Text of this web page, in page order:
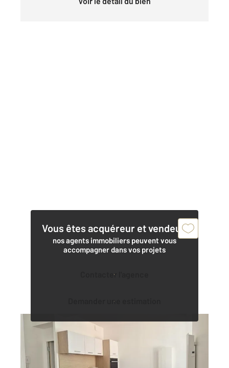
Vous êtes acquéreur et vendeur,
nos agents immobiliers peuvent vous
accompagner dans vos projets
Contacter l'agence
Demander une estimation
CAUTERETS 65
42,81 m
, 2 pièces
Ref : 4299
Appartement à vendre